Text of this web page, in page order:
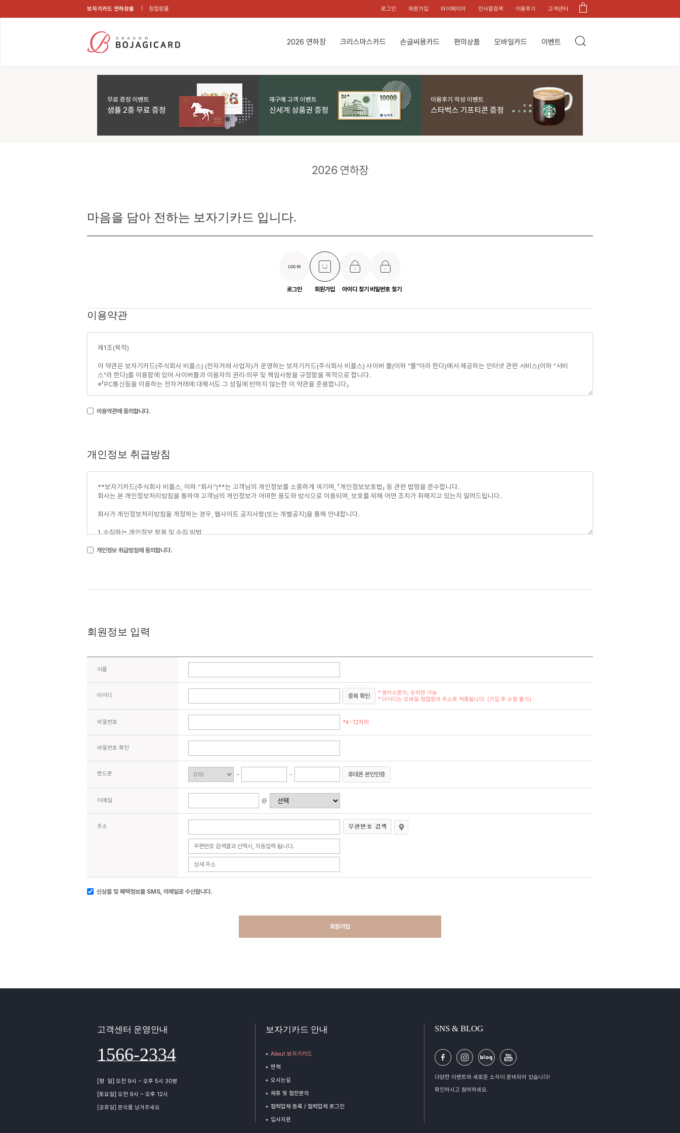
보자기카드 연하장몰 청첩장몰 로그인 회원가입 마이페이지 인사말검색 이용후기 고객센터
2026 연하장 크리스마스카드 손글씨용카드 편의상품 모바일카드 이벤트
2026 연하장
마음을 담아 전하는 보자기카드 입니다.
로그인 회원가입 아이디 찾기 비밀번호 찾기
이용약관
이용약관에 동의합니다.
개인정보 취급방침
개인정보 취급방침에 동의합니다.
회원정보 입력
이름
아이디 중복 확인
* 영어소문자, 숫자만 가능
* 아이디는 모바일 청첩장의 주소로 적용됩니다. (가입 후 수정 불가)
비밀번호 *4~12자리
비밀번호 확인
핸드폰 휴대폰 본인인증
이메일 @
주소
신상품 및 혜택정보를 SMS, 이메일로 수신합니다.
회원가입
고객센터 운영안내
1566-2334
[평 일] 오전 9시 ~ 오후 5시 30분
[토요일] 오전 9시 ~ 오후 12시
[공휴일] 문의를 남겨주세요
보자기카드 안내
About 보자기카드
연혁
오시는길
제휴 및 협찬문의
협력업체 등록 / 협력업체 로그인
입사지원
SNS & BLOG
다양한 이벤트와 새로운 소식이 준비되어 있습니다!
확인하시고 참여하세요.